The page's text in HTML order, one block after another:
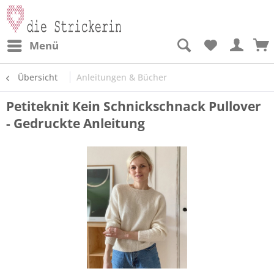
Menü
Übersicht Anleitungen & Bücher
Petiteknit Kein Schnickschnack Pullover
- Gedruckte Anleitung